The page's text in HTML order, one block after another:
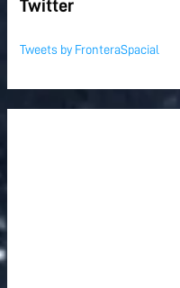
Twitter
Tweets by FronteraSpacial